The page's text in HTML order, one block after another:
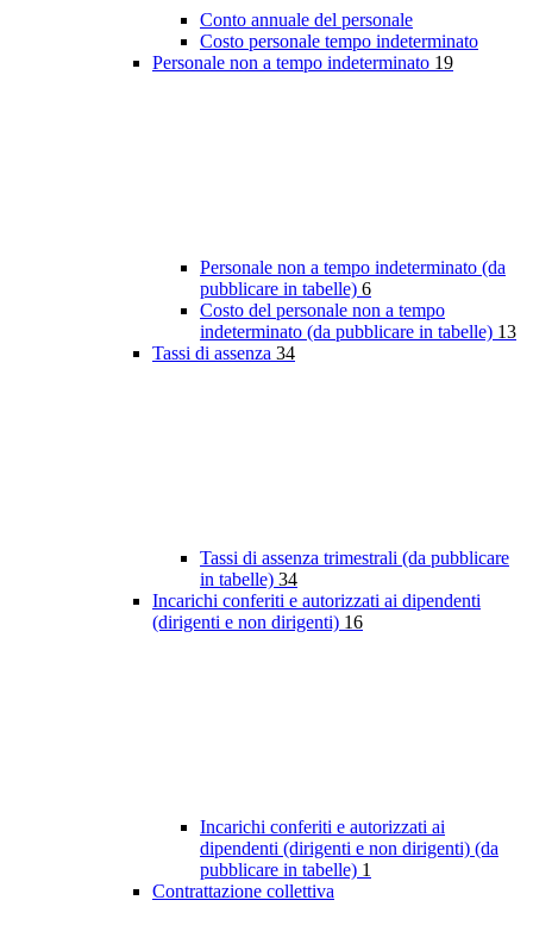
Conto annuale del personale
Costo personale tempo indeterminato
Personale non a tempo indeterminato 19
Personale non a tempo indeterminato (da
pubblicare in tabelle) 6
Costo del personale non a tempo
indeterminato (da pubblicare in tabelle) 13
Tassi di assenza 34
Tassi di assenza trimestrali (da pubblicare
in tabelle) 34
Incarichi conferiti e autorizzati ai dipendenti
(dirigenti e non dirigenti) 16
Incarichi conferiti e autorizzati ai
dipendenti (dirigenti e non dirigenti) (da
pubblicare in tabelle) 1
Contrattazione collettiva